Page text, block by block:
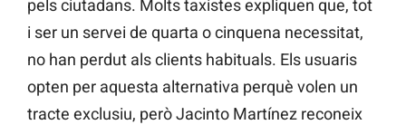
pels ciutadans. Molts taxistes expliquen que, tot
i ser un servei de quarta o cinquena necessitat,
no han perdut als clients habituals. Els usuaris
opten per aquesta alternativa perquè volen un
tracte exclusiu, però Jacinto Martínez reconeix